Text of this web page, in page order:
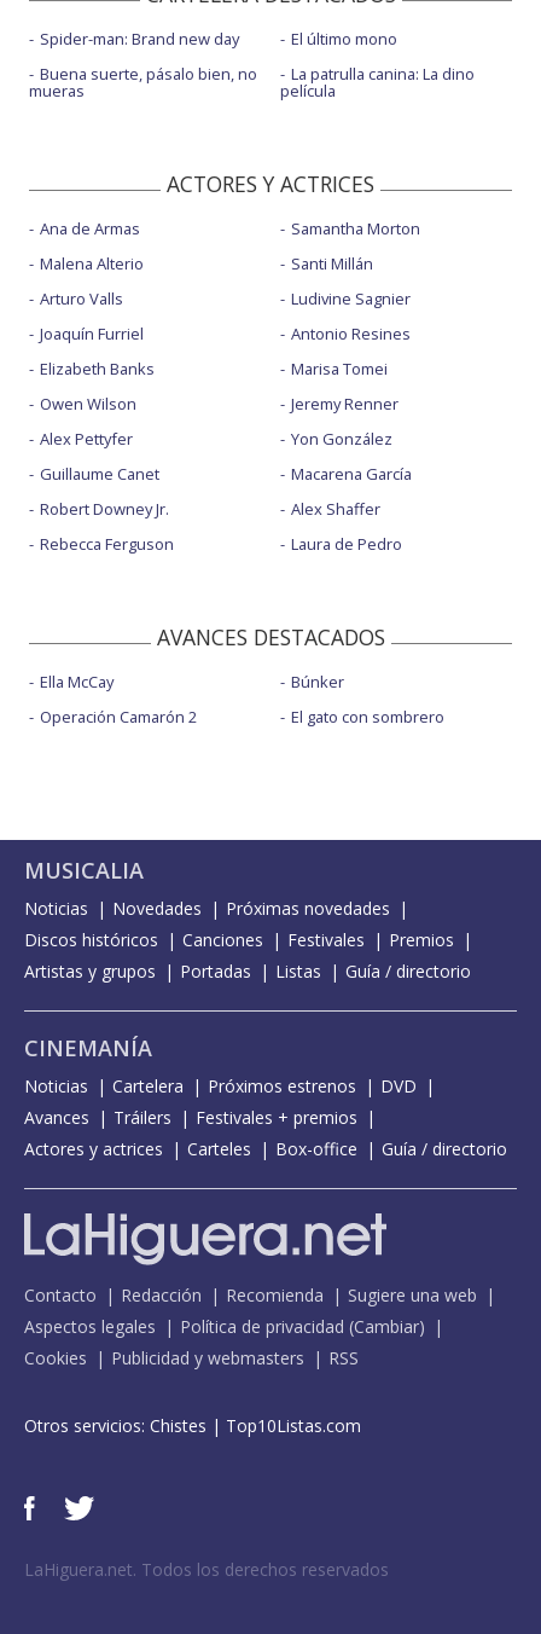
Spider-man: Brand new day
Buena suerte, pásalo bien, no
mueras
El último mono
La patrulla canina: La dino
película
ACTORES Y ACTRICES
Ana de Armas
Malena Alterio
Arturo Valls
Joaquín Furriel
Elizabeth Banks
Owen Wilson
Alex Pettyfer
Guillaume Canet
Robert Downey Jr.
Rebecca Ferguson
Samantha Morton
Santi Millán
Ludivine Sagnier
Antonio Resines
Marisa Tomei
Jeremy Renner
Yon González
Macarena García
Alex Shaffer
Laura de Pedro
AVANCES DESTACADOS
Ella McCay
Operación Camarón 2
Búnker
El gato con sombrero
MUSICALIA
Noticias Novedades
Próximas novedades
Discos históricos
Canciones Festivales
Premios
Artistas y grupos
Portadas Listas Guía / directorio
CINEMANÍA
Noticias Cartelera Próximos estrenos
DVD
Avances
Tráilers
Festivales + premios
Actores y actrices
Carteles Box-office Guía / directorio
Contacto Redacción Recomienda
Sugiere una web
Aspectos legales
Política de privacidad (Cambiar)
Cookies
Publicidad y webmasters RSS
Otros servicios: Chistes | Top10Listas.com
LaHiguera.net. Todos los derechos reservados